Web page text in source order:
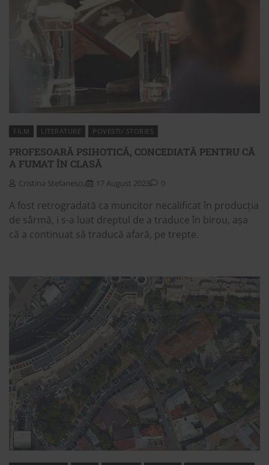
FILM LITERATURE POVESTI/ STORIES
PROFESOARĂ PSIHOTICĂ, CONCEDIATĂ PENTRU CĂ
A FUMAT ÎN CLASĂ
Cristina Stefanescu 17 August 2023 0
A fost retrogradată ca muncitor necalificat în producția
de sârmă, i s-a luat dreptul de a traduce în birou, așa
că a continuat să traducă afară, pe trepte.